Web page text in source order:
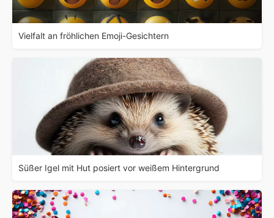
Vielfalt an fröhlichen Emoji-Gesichtern
Süßer Igel mit Hut posiert vor weißem Hintergrund